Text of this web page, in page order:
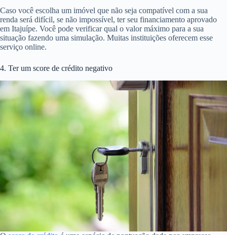
Caso você escolha um imóvel que não seja compatível com a sua
renda será difícil, se não impossível, ter seu financiamento aprovado
em Itajuípe. Você pode verificar qual o valor máximo para a sua
situação fazendo uma simulação. Muitas instituições oferecem esse
serviço online.
4. Ter um score de crédito negativo